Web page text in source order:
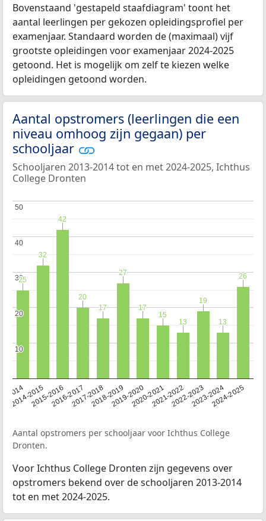
Bovenstaand 'gestapeld staafdiagram' toont het
aantal leerlingen per gekozen opleidingsprofiel per
examenjaar. Standaard worden de (maximaal) vijf
grootste opleidingen voor examenjaar 2024-2025
getoond. Het is mogelijk om zelf te kiezen welke
opleidingen getoond worden.
Aantal opstromers (leerlingen die een
niveau omhoog zijn gegaan) per
schooljaar
Schooljaren 2013-2014 tot en met 2024-2025, Ichthus
College Dronten
2014
2014-20152015-20162016-20172017-20182018-20192019-20202020-20212021-20222022-20232023-20242024-2025
10
10
20
20
30
30
40
40
50
50
25
25
32
32
42
42
20
20
17
17
27
27
17
17
15
15
13
13
19
19
13
13
26
26
Aantal opstromers per schooljaar voor Ichthus College
Dronten.
Voor Ichthus College Dronten zijn gegevens over
opstromers bekend over de schooljaren 2013-2014
tot en met 2024-2025.